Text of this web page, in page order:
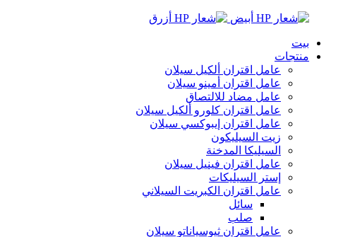
بيت
منتجات
عامل اقتران ألكيل سيلان
عامل اقتران أمينو سيلان
عامل مضاد للالتصاق
عامل اقتران كلورو ألكيل سيلان
عامل اقتران إيبوكسي سيلان
زيت السيليكون
السيليكا المدخنة
عامل اقتران فينيل سيلان
إستر السيليكات
عامل اقتران الكبريت السيلاني
سائل
صلب
عامل اقتران ثيوسياناتو سيلان